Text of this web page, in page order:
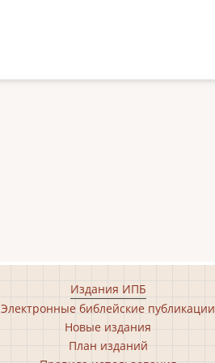
Издания ИПБ
Электронные библейские публикации
Новые издания
План изданий